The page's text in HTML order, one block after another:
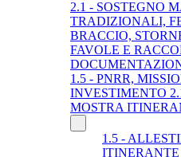
2.1 - SOSTEGNO
TRADIZIONALI,
BRACCIO,
FAVOLE E
1.5 - PNRR,
INVESTIMENTO
MOSTRA
1.5 -